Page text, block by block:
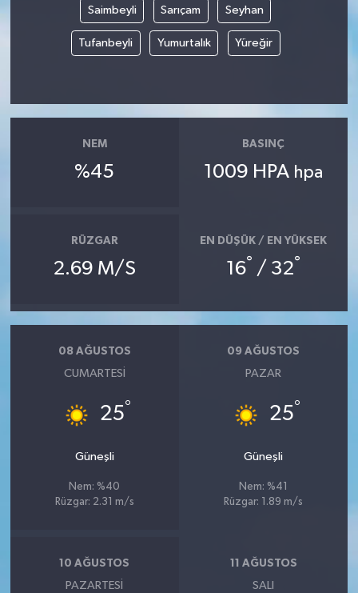
Saimbeyli Sarıçam Seyhan
Tufanbeyli Yumurtalık Yüreğir
NEM
%45
BASINÇ
1009 HPA hpa
RÜZGAR
2.69 M/S
EN DÜŞÜK / EN YÜKSEK
16° / 32°
08 AĞUSTOS
CUMARTESI
25°
Güneşli
Nem: %40
Rüzgar: 2.31 m/s
09 AĞUSTOS
PAZAR
25°
Güneşli
Nem: %41
Rüzgar: 1.89 m/s
10 AĞUSTOS
PAZARTESI
11 AĞUSTOS
SALI
DÜNYA